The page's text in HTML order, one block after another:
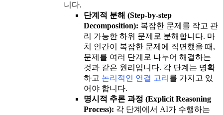
니다.
단계적 분해 (Step-by-step
Decomposition): 복잡한 문제를 작고 관
리 가능한 하위 문제로 분해합니다. 마
치 인간이 복잡한 문제에 직면했을 때,
문제를 여러 단계로 나누어 해결하는
것과 같은 원리입니다. 각 단계는 명확
하고 논리적인 연결 고리 를 가지고 있
어야 합니다.
명시적 추론 과정 (Explicit Reasoning
Process): 각 단계에서 AI가 수행하는